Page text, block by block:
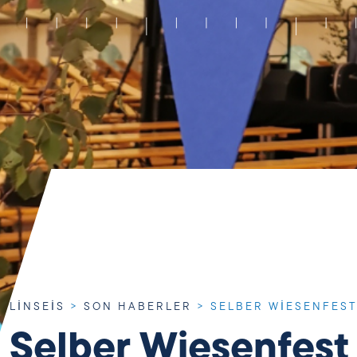
LINSEIS > SON HABERLER > SELBER WIESENFEST